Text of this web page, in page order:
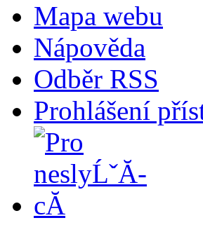
Mapa webu
Nápověda
Odběr RSS
Prohlášení